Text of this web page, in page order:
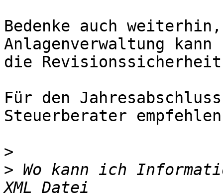
Bedenke auch
Anlagenverwaltung kann
die
Für den
Steuerberater
>
> Wo kann ich